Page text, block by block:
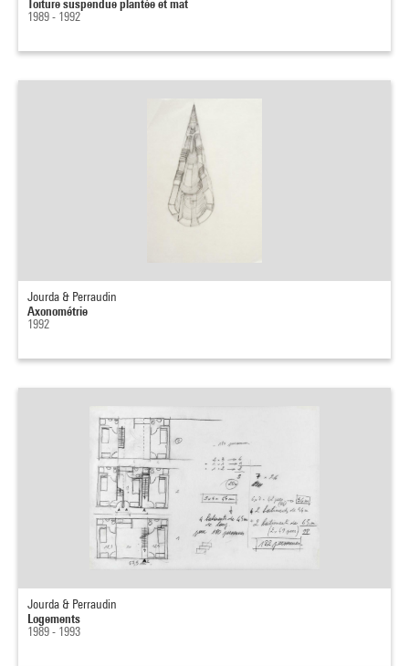
Toiture suspendue plantée et mat
1989 - 1992
Jourda & Perraudin
Axonométrie
1992
Jourda & Perraudin
Logements
1989 - 1993